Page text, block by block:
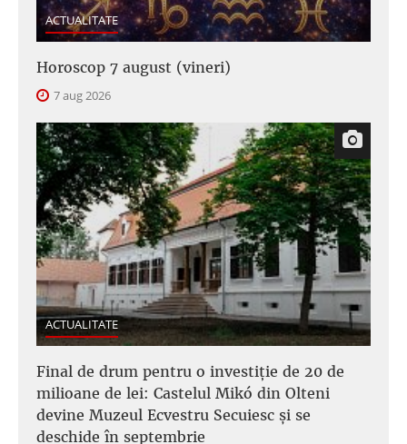
ACTUALITATE
Horoscop 7 august (vineri)
7 aug 2026
ACTUALITATE
Final de drum pentru o investiție de 20 de
milioane de lei: Castelul Mikó din Olteni
devine Muzeul Ecvestru Secuiesc și se
deschide în septembrie